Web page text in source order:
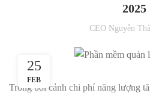
2025
CEO Nguyễn
25
FEB
Trong bối cảnh chi phí năng lượng